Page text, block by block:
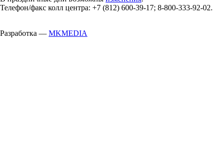
Телефон/факс колл центра: +7 (812) 600-39-17; 8-800-333-92-02.
Разработка — MKMEDIA